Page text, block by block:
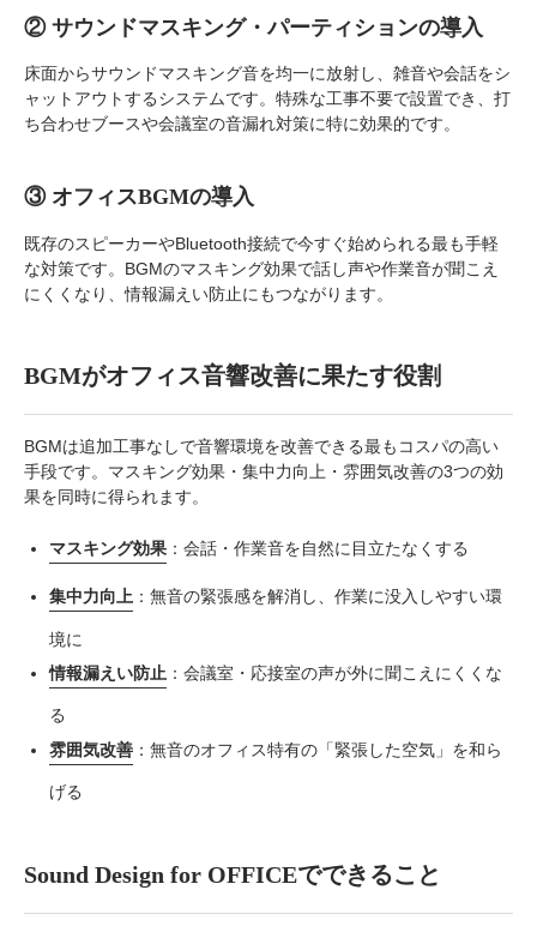
② サウンドマスキング・パーティションの導入
床面からサウンドマスキング音を均一に放射し、雑音や会話をシ
ャットアウトするシステムです。特殊な工事不要で設置でき、打
ち合わせブースや会議室の音漏れ対策に特に効果的です。
③ オフィスBGMの導入
既存のスピーカーやBluetooth接続で今すぐ始められる最も手軽
な対策です。BGMのマスキング効果で話し声や作業音が聞こえ
にくくなり、情報漏えい防止にもつながります。
BGMがオフィス音響改善に果たす役割
BGMは追加工事なしで音響環境を改善できる最もコスパの高い
手段です。マスキング効果・集中力向上・雰囲気改善の3つの効
果を同時に得られます。
マスキング効果 ：会話・作業音を自然に目立たなくする
集中力向上 ：無音の緊張感を解消し、作業に没入しやすい環
境に
情報漏えい防止 ：会議室・応接室の声が外に聞こえにくくな
る
雰囲気改善 ：無音のオフィス特有の「緊張した空気」を和ら
げる
Sound Design for OFFICEでできること